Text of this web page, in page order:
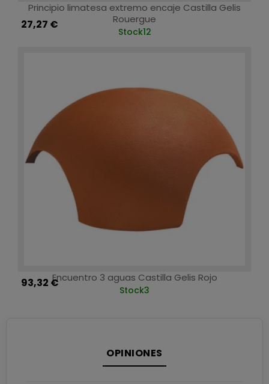
Principio limatesa extremo encaje Castilla Gelis
Rouergue
27,27 €
Stock12
Encuentro 3 aguas Castilla Gelis Rojo
93,32 €
Stock3
OPINIONES